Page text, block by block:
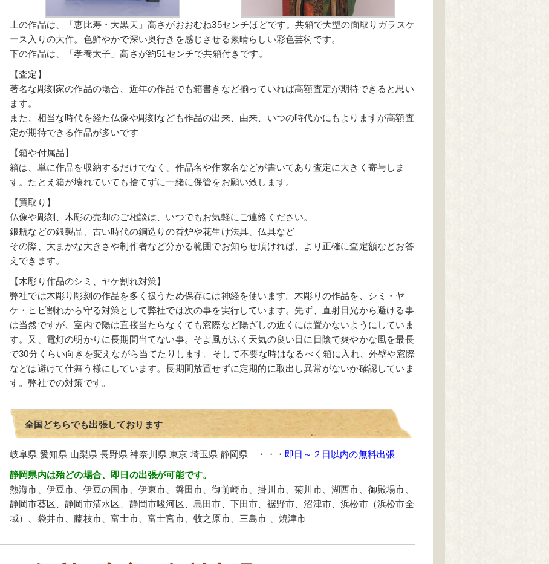
上の作品は、「恵比寿・大黒天」高さがおおむね35センチほどです。共箱で大型の面取りガラスケ
ース入りの大作。色鮮やかで深い奥行きを感じさせる素晴らしい彩色芸術です。
下の作品は、「孝養太子」高さが約51センチで共箱付きです。
【査定】
著名な彫刻家の作品の場合、近年の作品でも箱書きなど揃っていれば高額査定が期待できると思い
ます。
また、相当な時代を経た仏像や彫刻なども作品の出来、由来、いつの時代かにもよりますが高額査
定が期待できる作品が多いです
【箱や付属品】
箱は、単に作品を収納するだけでなく、作品名や作家名などが書いてあり査定に大きく寄与しま
す。たとえ箱が壊れていても捨てずに一緒に保管をお願い致します。
【買取り】
仏像や彫刻、木彫の売却のご相談は、いつでもお気軽にご連絡ください。
銀瓶などの銀製品、古い時代の銅造りの香炉や花生け法具、仏具など
その際、大まかな大きさや制作者など分かる範囲でお知らせ頂ければ、より正確に査定額などお答
えできます。
【木彫り作品のシミ、ヤケ割れ対策】
弊社では木彫り彫刻の作品を多く扱うため保存には神経を使います。木彫りの作品を、シミ・ヤ
ケ・ヒビ割れから守る対策として弊社では次の事を実行しています。先ず、直射日光から避ける事
は当然ですが、室内で陽は直接当たらなくても窓際など陽ざしの近くには置かないようにしていま
す。又、電灯の明かりに長期間当てない事。そよ風がふく天気の良い日に日陰で爽やかな風を最長
で30分くらい向きを変えながら当てたりします。そして不要な時はなるべく箱に入れ、外壁や窓際
などは避けて仕舞う様にしています。長期間放置せずに定期的に取出し異常がないか確認していま
す。弊社での対策です。
全国どちらでも出張しております
岐阜県 愛知県 山梨県 長野県 神奈川県 東京 埼玉県 静岡県 ・・・ 即日～２日以内の無料出張
静岡県内は殆どの場合、即日の出張が可能です。
熱海市、伊豆市、伊豆の国市、伊東市、磐田市、御前崎市、掛川市、菊川市、湖西市、御殿場市、
静岡市葵区、静岡市清水区、静岡市駿河区、島田市、下田市、裾野市、沼津市、浜松市（浜松市全
域）、袋井市、藤枝市、富士市、富士宮市、牧之原市、三島市 、焼津市